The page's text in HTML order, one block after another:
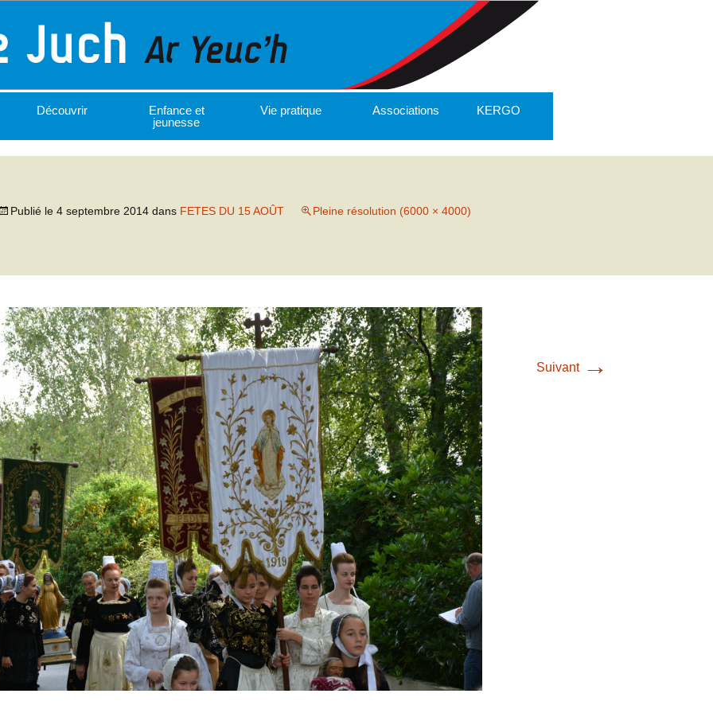
Découvrir
Enfance et
jeunesse
Vie pratique Associations KERGO
Publié le 4 septembre 2014 dans FETES DU 15 AOÛT Pleine résolution (6000 × 4000)
Suivant →